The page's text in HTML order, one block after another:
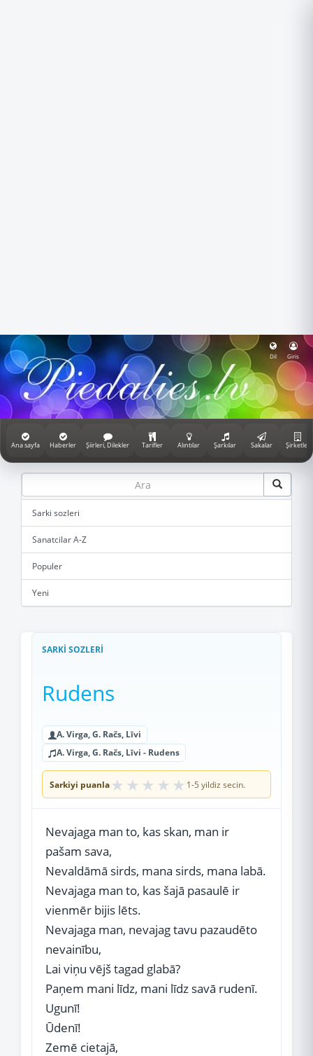
Dil Giris
Ana sayfa Haberler Şiirleri, Dilekler Tarifler Alıntılar Şarkılar Sakalar Şirketler
Sarki sozleri
Sanatcilar A-Z
Populer
Yeni
SARKI SOZLERI
Rudens
A. Virga, G. Račs, Līvi
A. Virga, G. Račs, Līvi - Rudens
Sarkiyi puanla★ ★ ★ ★ ★ 1-5 yildiz secin.
Nevajaga man to, kas skan, man ir
pašam sava,
Nevaldāmā sirds, mana sirds, mana labā.
Nevajaga man to, kas šajā pasaulē ir
vienmēr bijis lēts.
Nevajaga man, nevajag tavu pazaudēto
nevainību,
Lai viņu vējš tagad glabā?
Paņem mani līdz, mani līdz savā rudenī.
Ugunī!
Ūdenī!
Zemē cietajā,